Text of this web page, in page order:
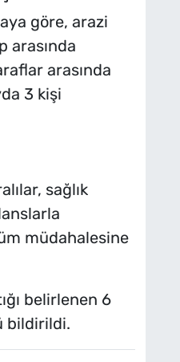
göre, arazi
arasında
arasında
3 kişi
sağlık
müdahalesine
belirlenen 6
bildirildi.